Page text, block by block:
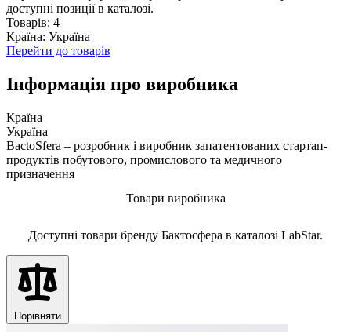
доступні позиції в каталозі.
Товарів: 4
Країна: Україна
Перейти до товарів
Інформація про виробника
Країна
Україна
BactoSfera – розробник і виробник запатентованих стартап-
продуктів побутового, промислового та медичного
призначення
Товари виробника
Доступні товари бренду Бактосфера в каталозі LabStar.
Порівняти